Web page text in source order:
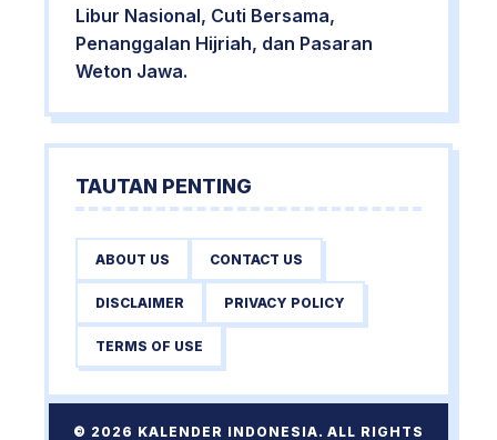
Libur Nasional, Cuti Bersama,
Penanggalan Hijriah, dan Pasaran
Weton Jawa.
TAUTAN PENTING
ABOUT US CONTACT US
DISCLAIMER PRIVACY POLICY
TERMS OF USE
© 2026 KALENDER INDONESIA. ALL RIGHTS